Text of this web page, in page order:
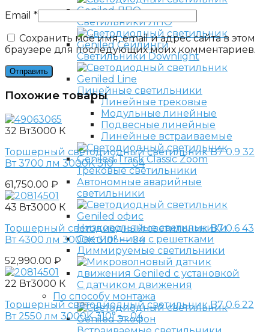
Светильники ЛПО
Светильники Downlight
Линейные светильники
Линейные трековые
Модульные линейные
Подвесные линейные
Линейные встраиваемые
Трековые светильники
Автономные аварийные
светильники
Низковольтные светильники
Светильники с решетками
Диммируемые светильники
С датчиком движения
По способу монтажа
Email *
Сохранить моё имя, email и адрес сайта в этом
браузере для последующих моих комментариев.
Похожие товары
32 Вт3000 К
Торшерный светодиодный светильник B7 0.9 32
Вт 3700 лм 3000K 310° — 04
61,750.00 ₽
43 Вт3000 К
Торшерный светодиодный светильник B7 0.6 43
Вт 4300 лм 3000K 310° — 04
52,990.00 ₽
22 Вт3000 К
Торшерный светодиодный светильник B7 0.6 22
Вт 2550 лм 3000K 310° — 04